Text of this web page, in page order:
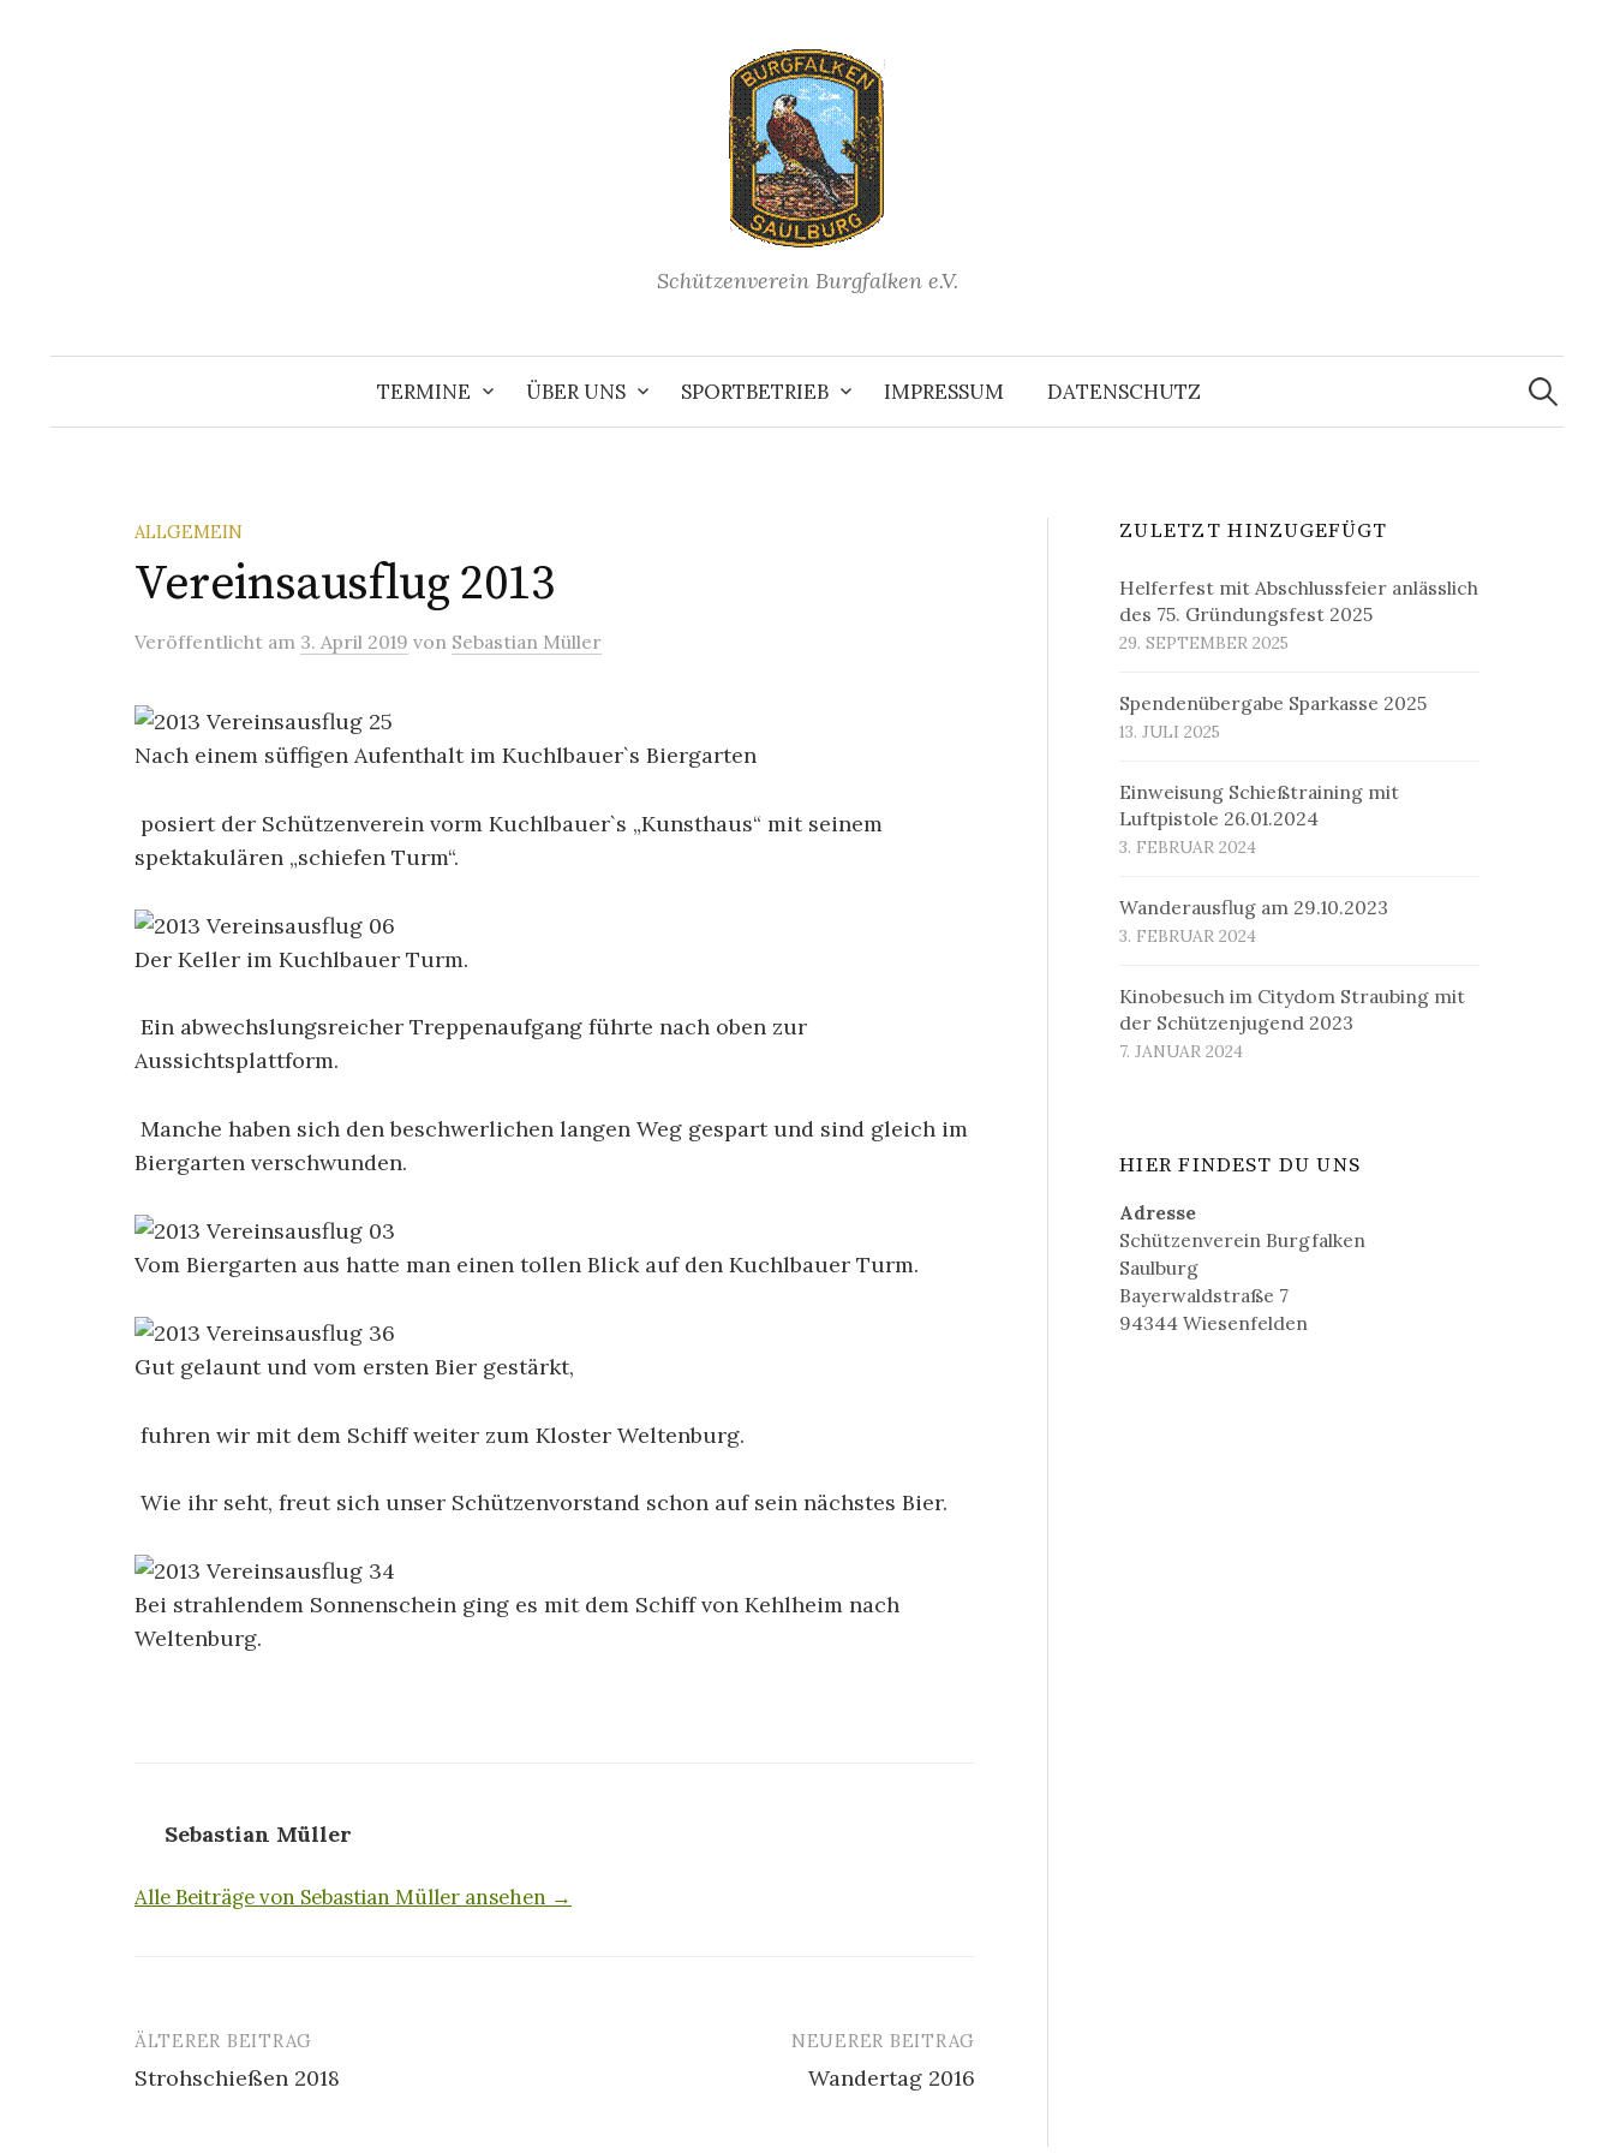
Schützenverein Burgfalken e.V.
TERMINE ÜBER UNS SPORTBETRIEB IMPRESSUM DATENSCHUTZ
Suchen
nach:
ALLGEMEIN
Vereinsausflug 2013
Veröffentlicht am 3. April 2019 von Sebastian Müller
Nach einem süffigen Aufenthalt im Kuchlbauer`s Biergarten
posiert der Schützenverein vorm Kuchlbauer`s „Kunsthaus“ mit seinem
spektakulären „schiefen Turm“.
Der Keller im Kuchlbauer Turm.
Ein abwechslungsreicher Treppenaufgang führte nach oben zur
Aussichtsplattform.
Manche haben sich den beschwerlichen langen Weg gespart und sind gleich im
Biergarten verschwunden.
Vom Biergarten aus hatte man einen tollen Blick auf den Kuchlbauer Turm.
Gut gelaunt und vom ersten Bier gestärkt,
fuhren wir mit dem Schiff weiter zum Kloster Weltenburg.
Wie ihr seht, freut sich unser Schützenvorstand schon auf sein nächstes Bier.
Bei strahlendem Sonnenschein ging es mit dem Schiff von Kehlheim nach
Weltenburg.
Sebastian Müller
Alle Beiträge von Sebastian Müller ansehen →
Beitrags-
Navigation
ÄLTERER BEITRAG
Strohschießen 2018
NEUERER BEITRAG
Wandertag 2016
ZULETZT HINZUGEFÜGT
Helferfest mit Abschlussfeier anlässlich
des 75. Gründungsfest 2025
29. SEPTEMBER 2025
Spendenübergabe Sparkasse 2025
13. JULI 2025
Einweisung Schießtraining mit
Luftpistole 26.01.2024
3. FEBRUAR 2024
Wanderausflug am 29.10.2023
3. FEBRUAR 2024
Kinobesuch im Citydom Straubing mit
der Schützenjugend 2023
7. JANUAR 2024
HIER FINDEST DU UNS
Adresse
Schützenverein Burgfalken
Saulburg
Bayerwaldstraße 7
94344 Wiesenfelden